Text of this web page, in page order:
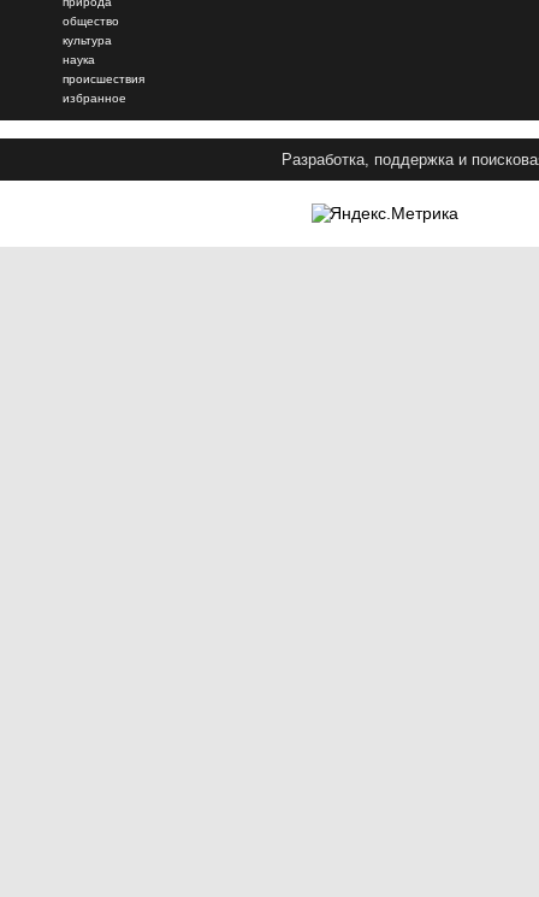
общество
культура
наука
происшествия
избранное
Разработка, поддержка и